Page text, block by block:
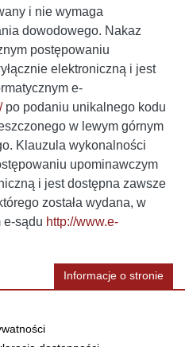
i nie wymaga
dowodowego. Nakaz
postępowaniu
elektroniczną i jest
e-
po podaniu unikalnego kodu
w lewym górnym
Klauzula wykonalności
upominawczym
i jest dostępna zawsze
została wydana, w
e-sądu http://www.e-
Informacje o stronie